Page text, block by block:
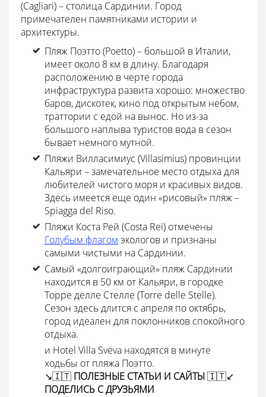
(Cagliari) – столица Сардинии. Город
примечателен памятниками истории и
архитектуры.
Пляж Поэтто (Poetto) – большой в Италии,
имеет около 8 км в длину. Благодаря
расположению в черте города
инфраструктура развита хорошо: множество
баров, дискотек, кино под открытым небом,
траттории с едой на вынос. Но из-за
большого наплыва туристов вода в сезон
бывает немного мутной.
Пляжи Вилласимиус (Villasimius) провинции
Кальяри – замечательное место отдыха для
любителей чистого моря и красивых видов.
Здесь имеется еще один «рисовый» пляж –
Spiagga del Riso.
Пляжи Коста Рей (Costa Rei) отмечены
Голубым флагом экологов и признаны
самыми чистыми на Сардинии.
Самый «долгоиграющий» пляж Сардинии
находится в 50 км от Кальяри, в городке
Торре делле Стелле (Torre delle Stelle).
Сезон здесь длится с апреля по октябрь,
город идеален для поклонников спокойного
отдыха.
и Hotel Villa Sveva находятся в минуте
ходьбы от пляжа Поэтто.
↘️🇮🇹 ПОЛЕЗНЫЕ СТАТЬИ И САЙТЫ 🇮🇹↙️
ПОДЕЛИСЬ С ДРУЗЬЯМИ